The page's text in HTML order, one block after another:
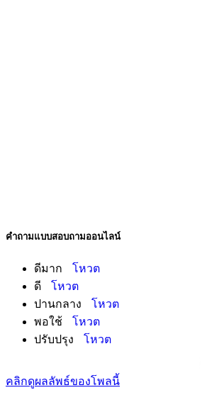
คำถามแบบสอบถามออนไลน์
ดีมาก
โหวต
ดี
โหวต
ปานกลาง
โหวต
พอใช้
โหวต
ปรับปรุง
โหวต
คลิกดูผลลัพธ์ของโพลนี้